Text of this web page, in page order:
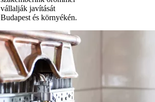
vállalják javítását
Budapest és környékén.